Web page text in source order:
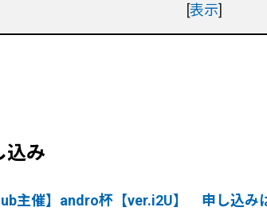
[表示]
込み
主催】andro杯【ver.i2U】 申し込み